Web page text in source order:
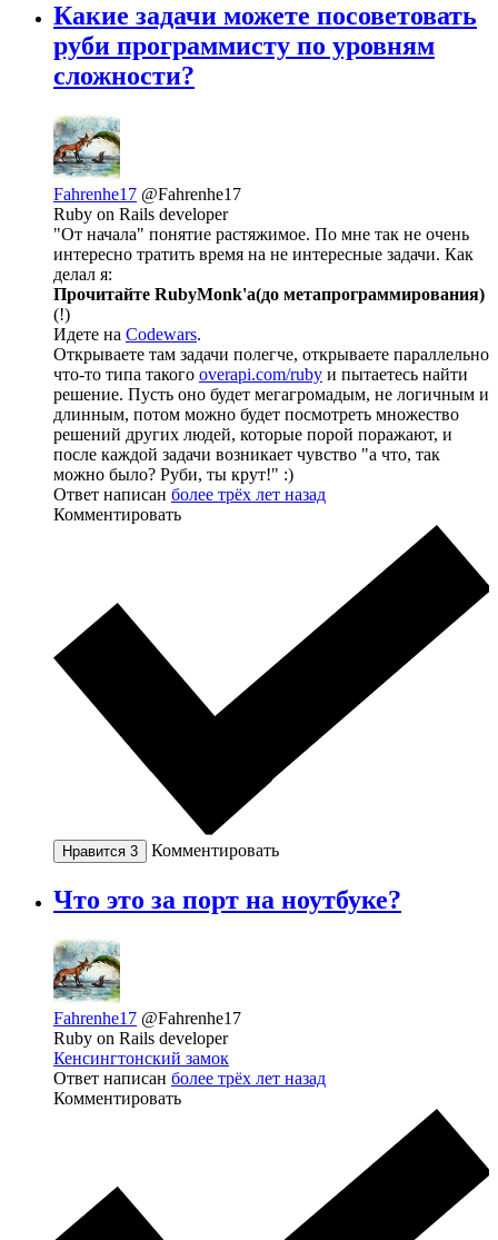
Какие задачи можете посоветовать
руби программисту по уровням
сложности?
Fahrenhe17 @Fahrenhe17
Ruby on Rails developer
"От начала" понятие растяжимое. По мне так не очень
интересно тратить время на не интересные задачи. Как
делал я:
Прочитайте RubyMonk'a(до метапрограммирования)
(!)
Идете на Codewars.
Открываете там задачи полегче, открываете параллельно
что-то типа такого overapi.com/ruby и пытаетесь найти
решение. Пусть оно будет мегагромадым, не логичным и
длинным, потом можно будет посмотреть множество
решений других людей, которые порой поражают, и
после каждой задачи возникает чувство "а что, так
можно было? Руби, ты крут!" :)
Ответ написан более трёх лет назад
Комментировать
Нравится 3 Комментировать
Что это за порт на ноутбуке?
Fahrenhe17 @Fahrenhe17
Ruby on Rails developer
Кенсингтонский замок
Ответ написан более трёх лет назад
Комментировать